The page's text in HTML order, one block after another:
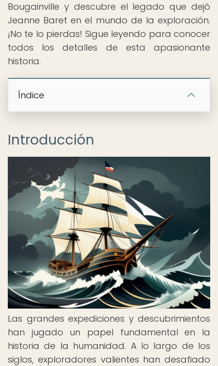
Bougainville y descubre el legado que dejó
Jeanne Baret en el mundo de la exploración.
¡No te lo pierdas! Sigue leyendo para conocer
todos los detalles de esta apasionante
historia.
Índice
Introducción
Las grandes expediciones y descubrimientos
han jugado un papel fundamental en la
historia de la humanidad. A lo largo de los
siglos, exploradores valientes han desafiado